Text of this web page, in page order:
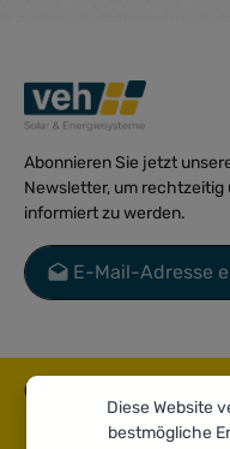
Abonnieren Sie jetzt
Newsletter, um rechtzeitig
informiert zu werden.
E-Mail-Adresse*
Ich habe die
genommen und dieAGB
einverstanden.*
Öffnungszeiten
Diese Website
bestmögliche